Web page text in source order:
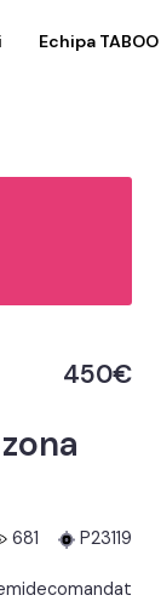
Echipa TABOO
450€
681 P23119